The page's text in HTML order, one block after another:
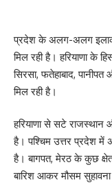
प्रदेश के अलग-अलग
मिल रही है। हरियाणा के
सिरसा, फतेहाबाद,
मिल रही है।
हरियाणा से सटे राजस्थान
है। पश्चिम उत्तर प्रदेश में
है। बागपत, मेरठ के कुछ
बारिश आकर मौसम सुहावना